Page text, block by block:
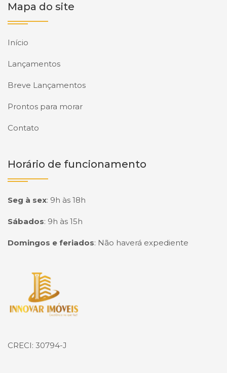
Mapa do site
Início
Lançamentos
Breve Lançamentos
Prontos para morar
Contato
Horário de funcionamento
Seg à sex: 9h às 18h
Sábados: 9h às 15h
Domingos e feriados: Não haverá expediente
Página inicial
CRECI: 30794-J